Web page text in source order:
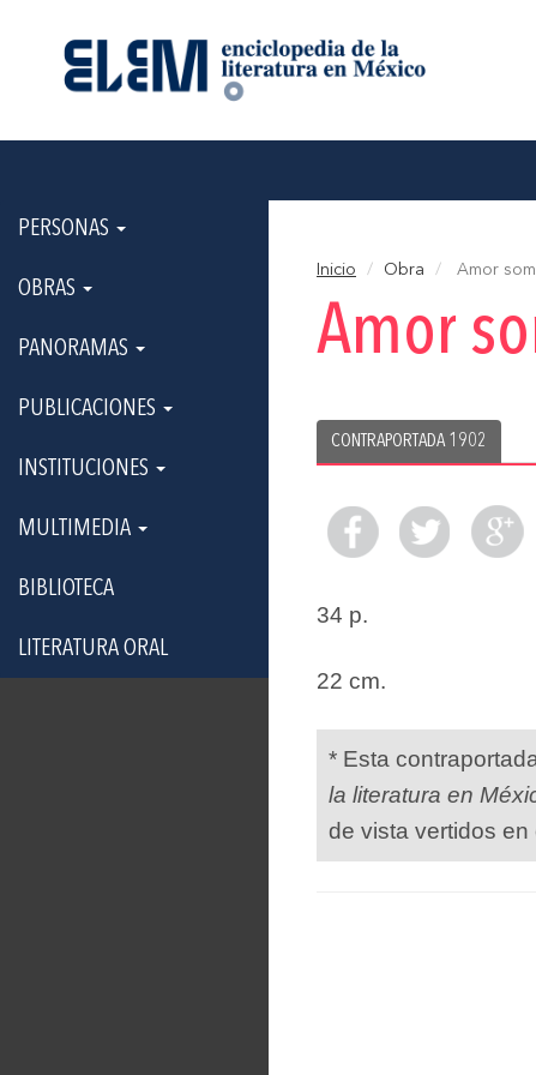
PERSONAS
OBRAS
PANORAMAS
PUBLICACIONES
INSTITUCIONES
MULTIMEDIA
BIBLIOTECA
LITERATURA ORAL
Inicio Obra Amor
Amor
CONTRAPORTADA 1902
34 p.
22 cm.
* Esta
la literatura en
de vista vertidos en